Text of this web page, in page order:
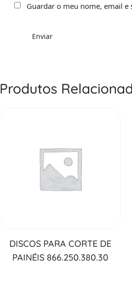
Guardar o meu nome, email e
Produtos
DISCOS PARA CORTE DE
PAINÉIS 866.250.380.30